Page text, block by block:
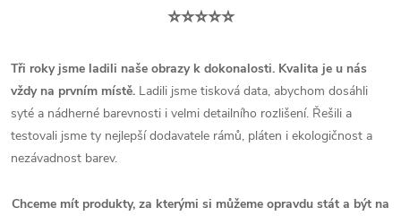
⭐⭐⭐⭐⭐
Tři roky jsme ladili naše obrazy k dokonalosti. Kvalita je u nás
vždy na prvním místě. Ladili jsme tisková data, abychom dosáhli
syté a nádherné barevnosti i velmi detailního rozlišení. Řešili a
testovali jsme ty nejlepší dodavatele rámů, pláten i ekologičnost a
nezávadnost barev.
Chceme mít produkty, za kterými si můžeme opravdu stát a být na